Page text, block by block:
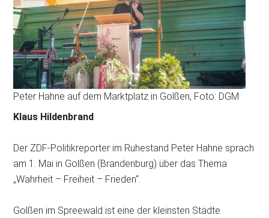
Peter Hahne auf dem Marktplatz in Golßen, Foto: DGM
Klaus Hildenbrand
Der ZDF-Politikreporter im Ruhestand Peter Hahne sprach
am 1. Mai in Golßen (Brandenburg) über das Thema
„Wahrheit – Freiheit – Frieden“.
Golßen im Spreewald ist eine der kleinsten Städte